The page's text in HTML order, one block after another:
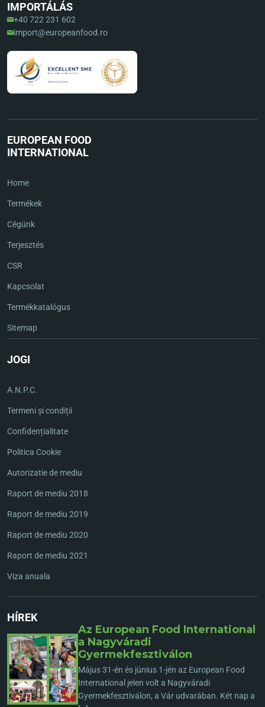
IMPORTÁLÁS
+40 722 231 602
import@europeanfood.ro
EUROPEAN FOOD
INTERNATIONAL
Home
Termékek
Cégünk
Terjesztés
CSR
Kapcsolat
Termékkatalógus
Sitemap
JOGI
A.N.P.C.
Termeni și condiții
Confidențialitate
Politica Cookie
Autorizatie de mediu
Raport de mediu 2018
Raport de mediu 2019
Raport de mediu 2020
Raport de mediu 2021
Viza anuala
HÍREK
Az European Food International
a Nagyváradi
Gyermekfesztiválon
Május 31-én és június 1-jén az European Food
International jelen volt a Nagyváradi
Gyermekfesztiválon, a Vár udvarában. Két nap a